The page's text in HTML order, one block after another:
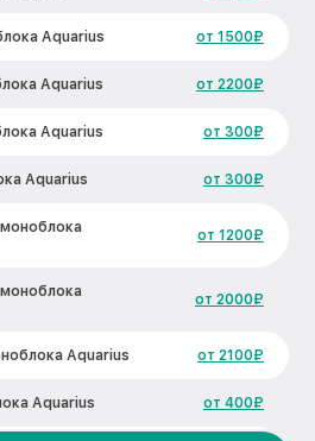
Aquarius от 1500₽
Aquarius от 2200₽
Aquarius от 300₽
Aquarius от 300₽
от 1200₽
моноблока
от 2000₽
Aquarius от 2100₽
Aquarius от 400₽